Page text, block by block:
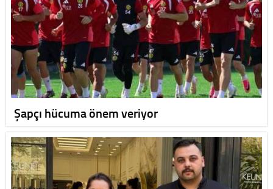
Şapçı hücuma önem veriyor